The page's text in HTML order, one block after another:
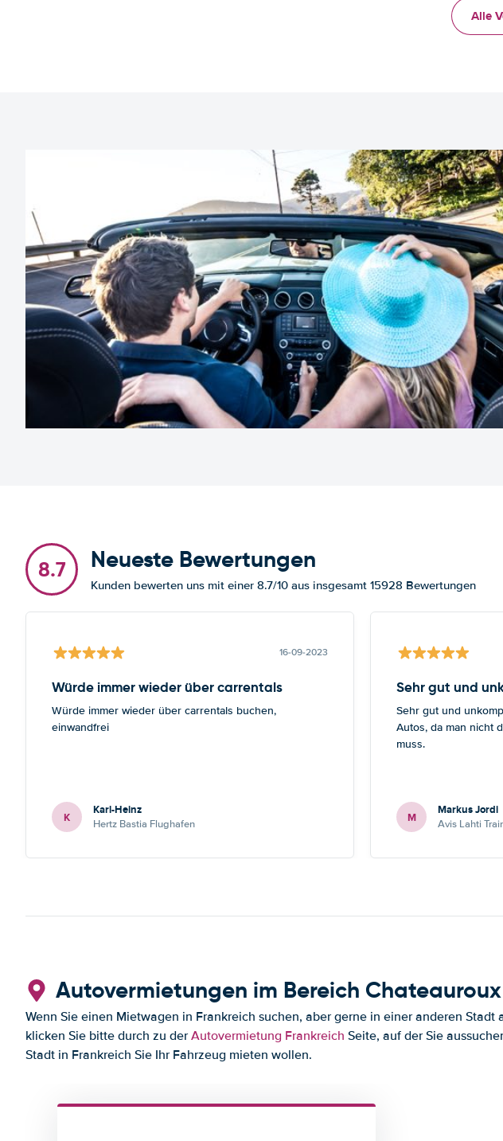
Alle
8.7 Neueste Bewertungen
Kunden bewerten uns mit einer 8.7/10 aus insgesamt 15928 Bewertungen
16-09-2023
Würde immer wieder über carrentals
Würde immer wieder über carrentals buchen,
einwandfrei
K Karl-Heinz
Hertz Bastia Flughafen
Sehr gut und
Sehr gut und
Autos, da man nicht
muss.
M Markus Jordi
Avis Lahti
Autovermietungen im Bereich Chateauroux
Wenn Sie einen Mietwagen in Frankreich suchen, aber gerne in einer anderen Stadt
klicken Sie bitte durch zu derAutovermietung Frankreich Seite, auf der Sie
Stadt in Frankreich Sie Ihr Fahrzeug mieten wollen.